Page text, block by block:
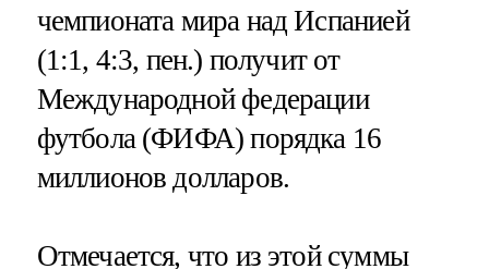
чемпионата мира над Испанией
(1:1, 4:3, пен.) получит от
Международной федерации
футбола (ФИФА) порядка 16
миллионов долларов.
Отмечается, что из этой суммы